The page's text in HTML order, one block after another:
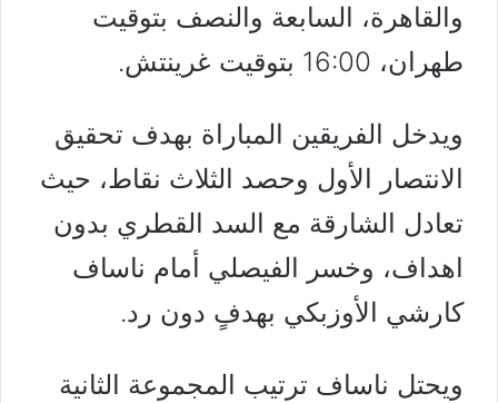
والقاهرة، السابعة والنصف بتوقيت
طهران، 16:00 بتوقيت غرينتش.
ويدخل الفريقين المباراة بهدف تحقيق
الانتصار الأول وحصد الثلاث نقاط، حيث
تعادل الشارقة مع السد القطري بدون
اهداف، وخسر الفيصلي أمام ناساف
كارشي الأوزبكي بهدفٍ دون رد.
ويحتل ناساف ترتيب المجموعة الثانية